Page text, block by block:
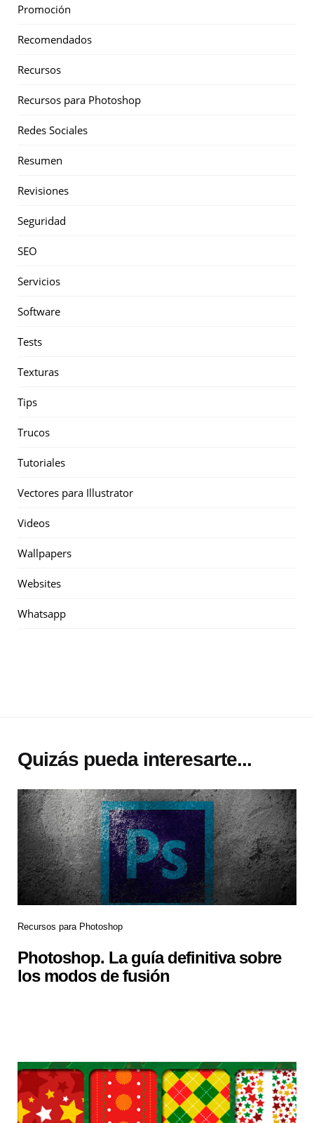
Promoción
Recomendados
Recursos
Recursos para Photoshop
Redes Sociales
Resumen
Revisiones
Seguridad
SEO
Servicios
Software
Tests
Texturas
Tips
Trucos
Tutoriales
Vectores para Illustrator
Videos
Wallpapers
Websites
Whatsapp
Quizás pueda interesarte...
Recursos para Photoshop
Photoshop. La guía definitiva sobre
los modos de fusión